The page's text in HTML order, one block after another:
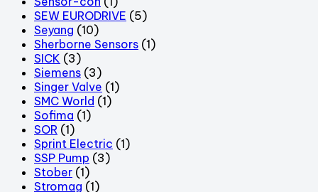
SEW EURODRIVE (5)
Seyang (10)
Sherborne Sensors (1)
SICK (3)
Siemens (3)
Singer Valve (1)
SMC World (1)
Sofima (1)
SOR (1)
Sprint Electric (1)
SSP Pump (3)
Stober (1)
Stromag (1)